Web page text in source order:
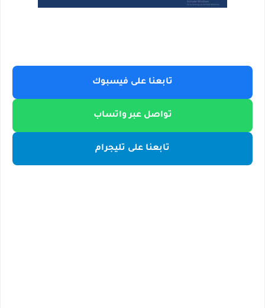
تابعنا على فيسبوك
تواصل عبر واتساب
تابعنا على تليجرام